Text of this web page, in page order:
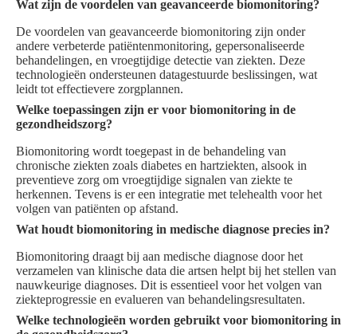
Wat zijn de voordelen van geavanceerde biomonitoring?
De voordelen van geavanceerde biomonitoring zijn onder
andere verbeterde patiëntenmonitoring, gepersonaliseerde
behandelingen, en vroegtijdige detectie van ziekten. Deze
technologieën ondersteunen datagestuurde beslissingen, wat
leidt tot effectievere zorgplannen.
Welke toepassingen zijn er voor biomonitoring in de
gezondheidszorg?
Biomonitoring wordt toegepast in de behandeling van
chronische ziekten zoals diabetes en hartziekten, alsook in
preventieve zorg om vroegtijdige signalen van ziekte te
herkennen. Tevens is er een integratie met telehealth voor het
volgen van patiënten op afstand.
Wat houdt biomonitoring in medische diagnose precies in?
Biomonitoring draagt bij aan medische diagnose door het
verzamelen van klinische data die artsen helpt bij het stellen van
nauwkeurige diagnoses. Dit is essentieel voor het volgen van
ziekteprogressie en evalueren van behandelingsresultaten.
Welke technologieën worden gebruikt voor biomonitoring in